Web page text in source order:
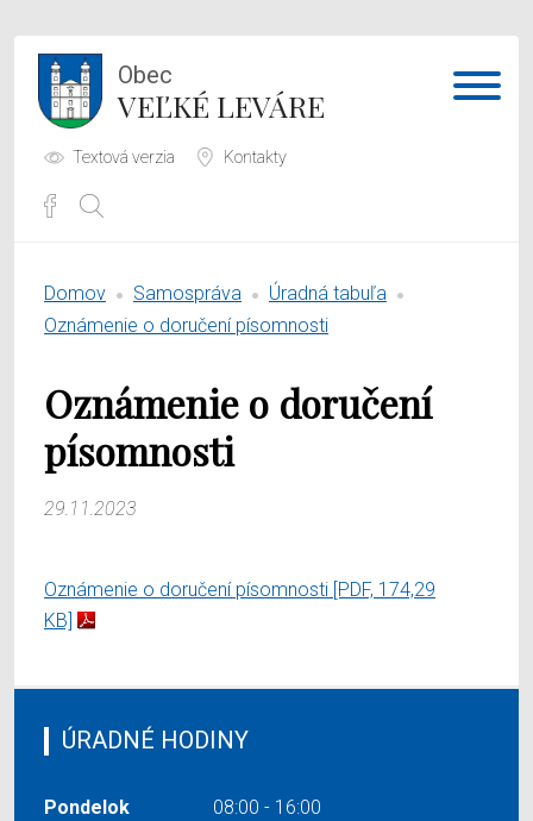
Obec
VEĽKÉ LEVÁRE
Textová verzia Kontakty
Samospráva
O obci
Domov Samospráva
Úradná tabuľa
Oznámenie o doručení písomnosti
Oznámenie o doručení
písomnosti
29.11.2023
Oznámenie o doručení písomnosti [PDF, 174,29
KB]
ÚRADNÉ HODINY
Pondelok
08:00 - 16:00